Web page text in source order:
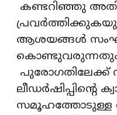
കണ്ടറിഞ്ഞു
ആശയങ്ങൾ
പുരോഗതിലേക്ക്
ലീഡർഷിപ്പിന്റെ
സമൂഹത്തോടുള്ള